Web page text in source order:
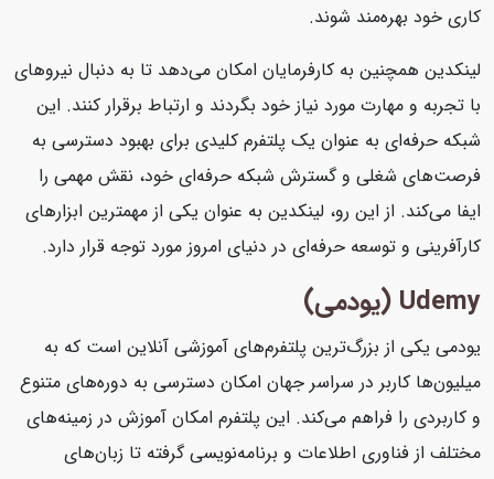
کاری خود بهره‌مند شوند.
لینکدین همچنین به کارفرمایان امکان می‌دهد تا به دنبال نیروهای
با تجربه و مهارت مورد نیاز خود بگردند و ارتباط برقرار کنند. این
شبکه حرفه‌ای به عنوان یک پلتفرم کلیدی برای بهبود دسترسی به
فرصت‌های شغلی و گسترش شبکه حرفه‌ای خود، نقش مهمی را
ایفا می‌کند. از این رو، لینکدین به عنوان یکی از مهمترین ابزارهای
کارآفرینی و توسعه حرفه‌ای در دنیای امروز مورد توجه قرار دارد.
Udemy (یودمی)
یودمی یکی از بزرگ‌ترین پلتفرم‌های آموزشی آنلاین است که به
میلیون‌ها کاربر در سراسر جهان امکان دسترسی به دوره‌های متنوع
و کاربردی را فراهم می‌کند. این پلتفرم امکان آموزش در زمینه‌های
مختلف از فناوری اطلاعات و برنامه‌نویسی گرفته تا زبان‌های